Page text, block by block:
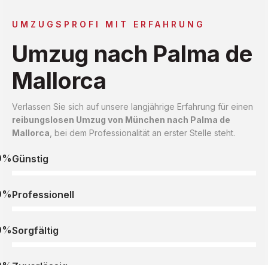
UMZUGSPROFI MIT ERFAHRUNG
Umzug nach Palma de
Mallorca
Verlassen Sie sich auf unsere langjährige Erfahrung für einen
reibungslosen Umzug von München nach Palma de
Mallorca , bei dem Professionalität an erster Stelle steht.
Günstig
Professionell
Sorgfältig